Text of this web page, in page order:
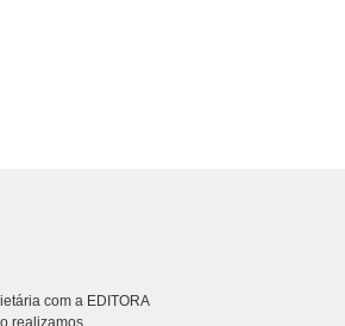
com a EDITORA
realizamos